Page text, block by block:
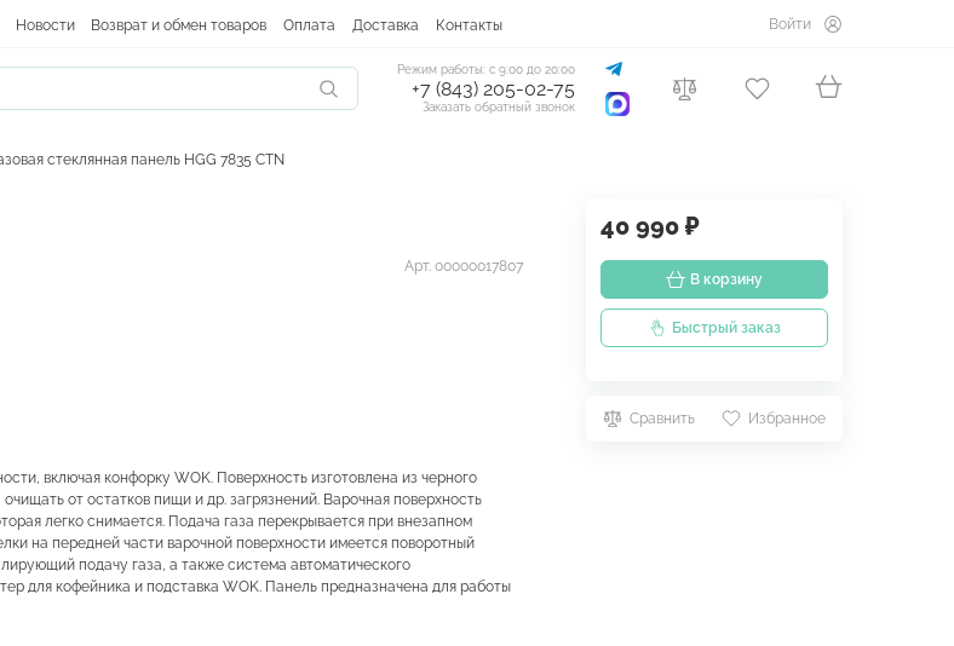
Новости Возврат и обмен товаров Оплата Доставка Контакты Войти
Режим работы: с 9:00 до 20:00
+7 (843) 205-02-75
Заказать обратный звонок
стеклянная панель HGG 7835 CTN
Арт. 00000017807
40 990 ₽
В корзину
Быстрый заказ
Сравнить Избранное
включая конфорку WOK. Поверхность изготовлена из черного
от остатков пищи и др. загрязнений. Варочная поверхность
легко снимается. Подача газа перекрывается при внезапном
на передней части варочной поверхности имеется поворотный
подачу газа, а также система автоматического
для кофейника и подставка WOK. Панель предназначена для работы